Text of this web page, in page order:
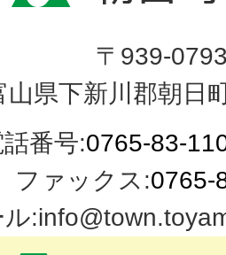
〒939-
山県下新川郡朝日
話番号:0765-83-
ファックス:0765-
ル